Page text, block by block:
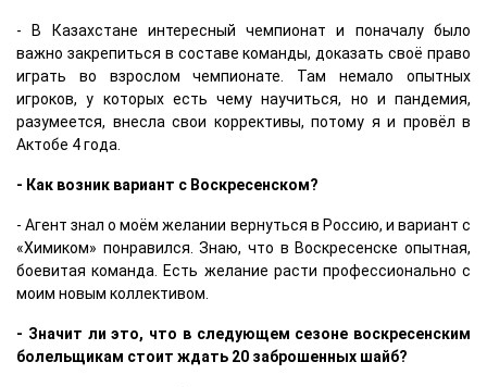
- В Казахстане интересный чемпионат и поначалу было
важно закрепиться в составе команды, доказать своё право
играть во взрослом чемпионате. Там немало опытных
игроков, у которых есть чему научиться, но и пандемия,
разумеется, внесла свои коррективы, потому я и провёл в
Актобе 4 года.
- Как возник вариант с Воскресенском?
- Агент знал о моём желании вернуться в Россию, и вариант с
«Химиком» понравился. Знаю, что в Воскресенске опытная,
боевитая команда. Есть желание расти профессионально с
моим новым коллективом.
- Значит ли это, что в следующем сезоне воскресенским
болельщикам стоит ждать 20 заброшенных шайб?